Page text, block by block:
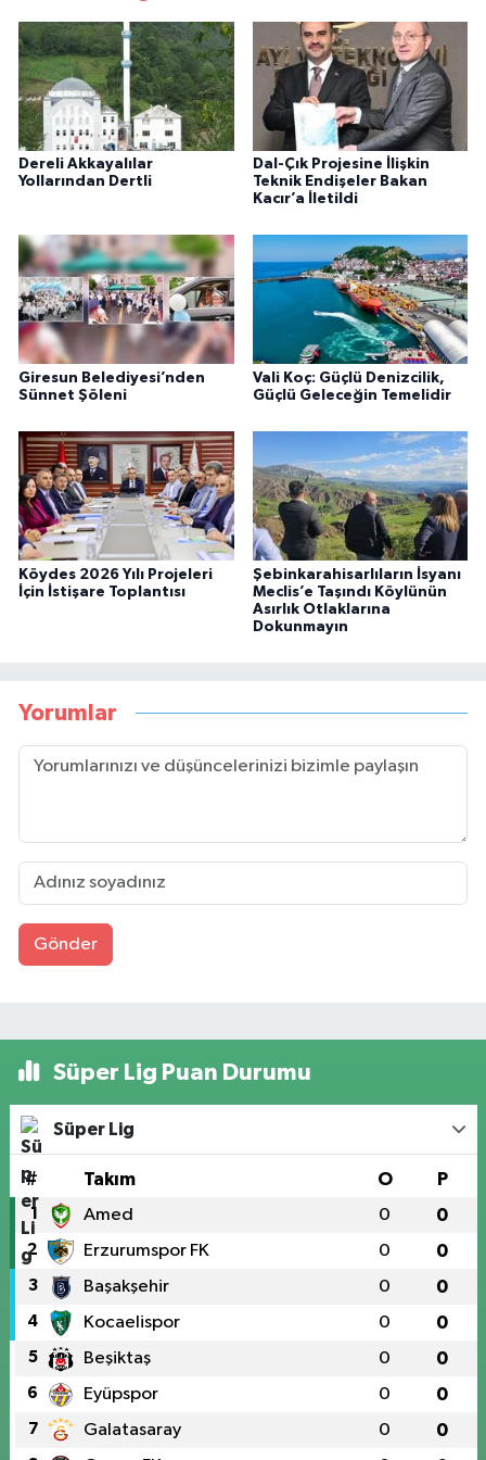
Dereli Akkayalılar
Yollarından Dertli
Dal-Çık Projesine İlişkin
Teknik Endişeler Bakan
Kacır’a İletildi
Giresun Belediyesi’nden
Sünnet Şöleni
Vali Koç: Güçlü Denizcilik,
Güçlü Geleceğin Temelidir
Köydes 2026 Yılı Projeleri
İçin İstişare Toplantısı
Şebinkarahisarlıların İsyanı
Meclis’e Taşındı Köylünün
Asırlık Otlaklarına
Dokunmayın
Yorumlar
Gönder
Süper Lig Puan Durumu
Süper Lig
# Takım O P
1 Amed 0 0
2 Erzurumspor FK 0 0
3 Başakşehir 0 0
4 Kocaelispor 0 0
5 Beşiktaş 0 0
6 Eyüpspor 0 0
7 Galatasaray 0 0